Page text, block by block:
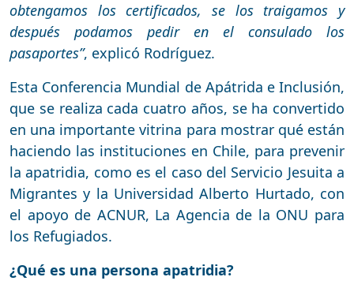
obtengamos los certificados, se los traigamos y
después podamos pedir en el consulado los
pasaportes”, explicó Rodríguez.
Esta Conferencia Mundial de Apátrida e Inclusión,
que se realiza cada cuatro años, se ha convertido
en una importante vitrina para mostrar qué están
haciendo las instituciones en Chile, para prevenir
la apatridia, como es el caso del Servicio Jesuita a
Migrantes y la Universidad Alberto Hurtado, con
el apoyo de ACNUR, La Agencia de la ONU para
los Refugiados.
¿Qué es una persona apatridia?